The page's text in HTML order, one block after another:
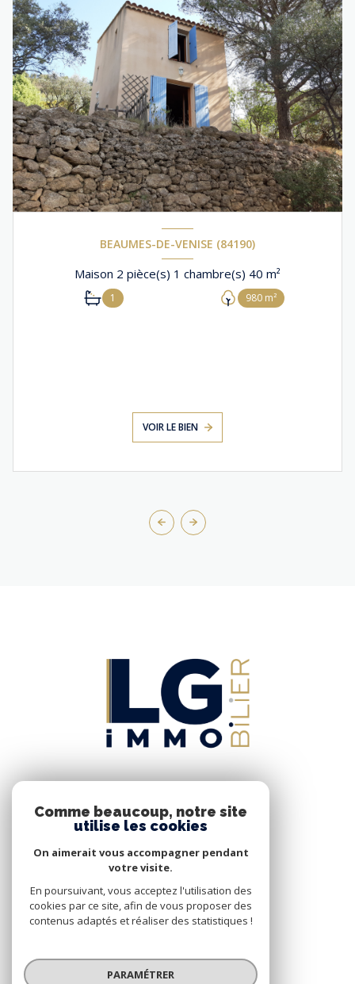
BEAUMES-DE-VENISE (84190)
Maison 2 pièce(s) 1 chambre(s) 40 m²
1 980 m²
VOIR LE BIEN
ESPACE PROPRIÉTAIRE
Comme beaucoup, notre site
utilise les cookies
On aimerait vous accompagner pendant
votre visite.
En poursuivant, vous acceptez l'utilisation des
cookies par ce site, afin de vous proposer des
contenus adaptés et réaliser des statistiques !
PARAMÉTRER